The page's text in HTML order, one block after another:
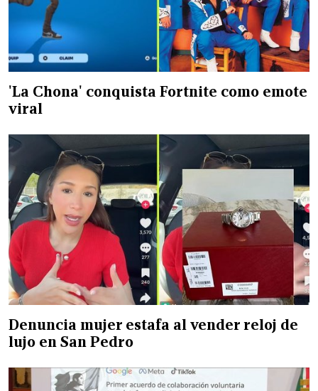
'La Chona' conquista Fortnite como emote
viral
Denuncia mujer estafa al vender reloj de
lujo en San Pedro